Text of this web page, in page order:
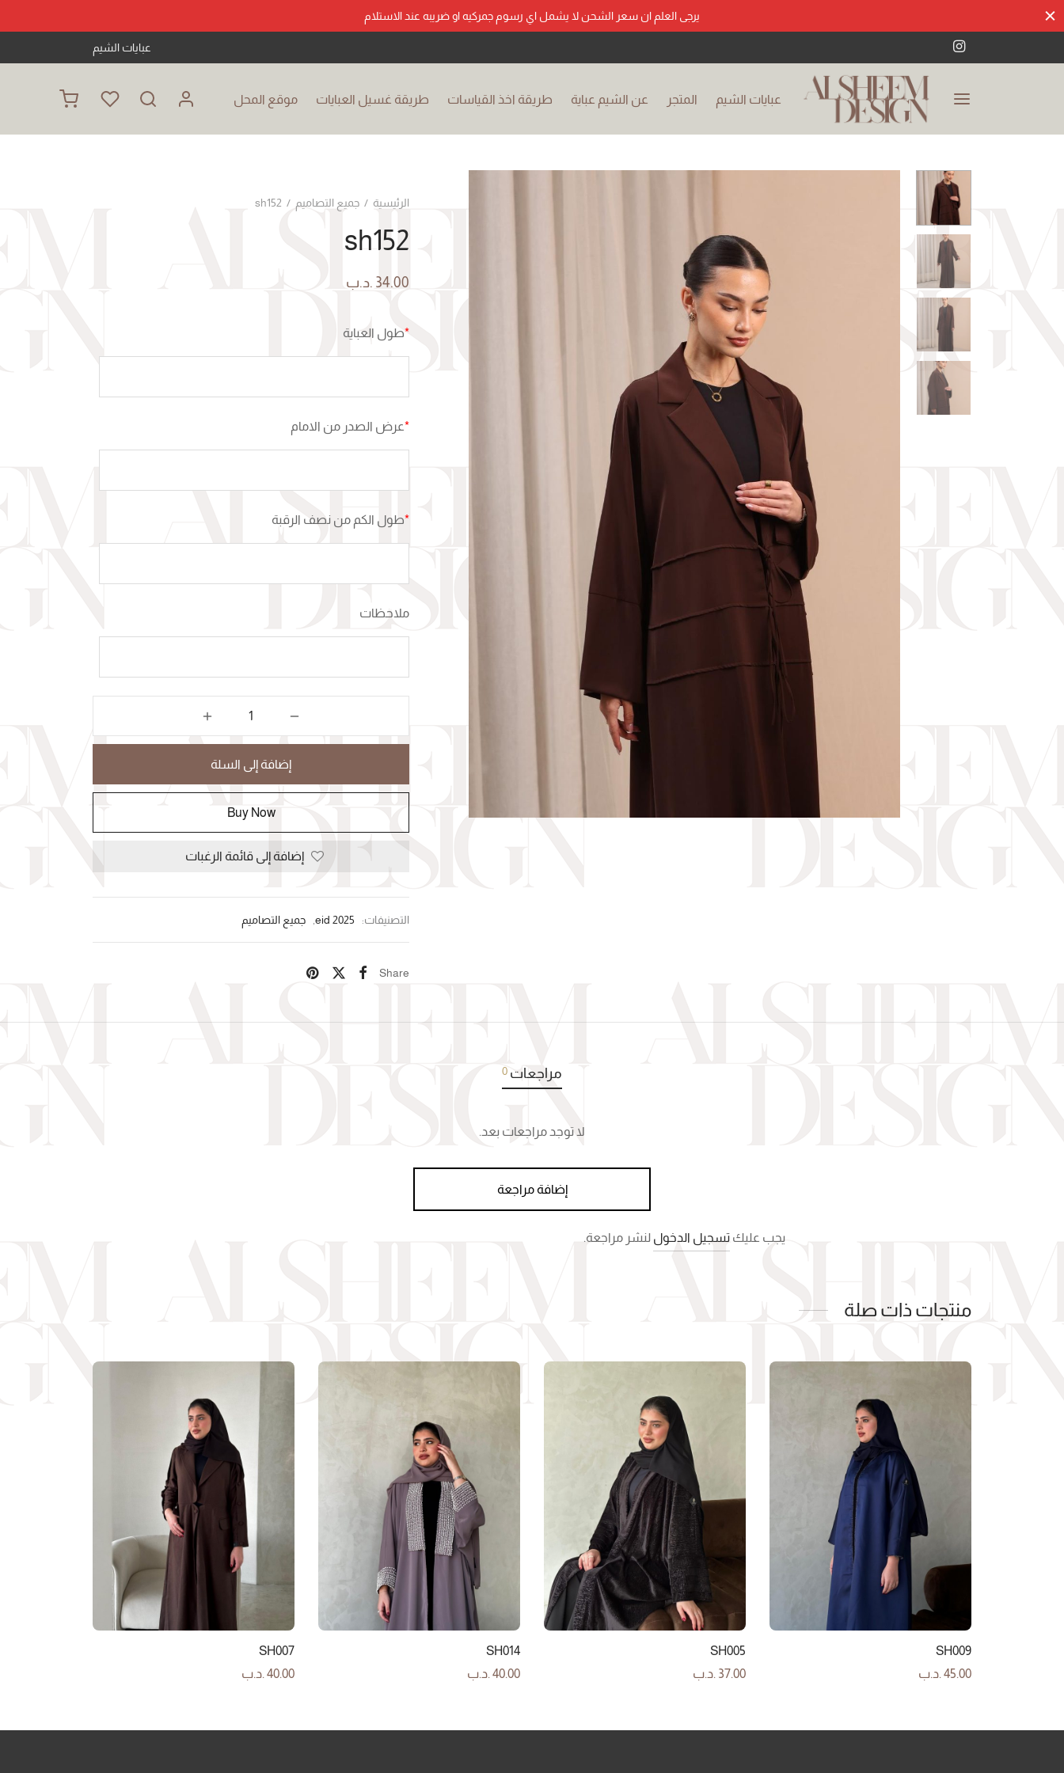
يرجى العلم ان سعر الشحن لا يشمل اي رسوم جمركيه او ضريبه عند الاستلام
عبايات الشيم
عبايات الشيم المتجر عن الشيم عباية طريقة اخذ القياسات طريقة غسيل العبايات موقع المحل
الرئيسية / جميع التصاميم /
sh152
34.00 .د.ب
*طول العباية
*عرض الصدر من الامام
*طول الكم من نصف الرقبة
ملاحظات
إضافة إلى السلة
Buy Now
إضافة إلى قائمة الرغبات
التصنيفات: eid 2025 جميع التصاميم
Share
مراجعات 0
لا توجد مراجعات بعد.
إضافة مراجعة
يجب عليك تسجيل الدخول لنشر مراجعة.
منتجات ذات صلة
SH009
45.00 .د.ب
SH005
37.00 .د.ب
SH014
40.00 .د.ب
SH007
40.00 .د.ب